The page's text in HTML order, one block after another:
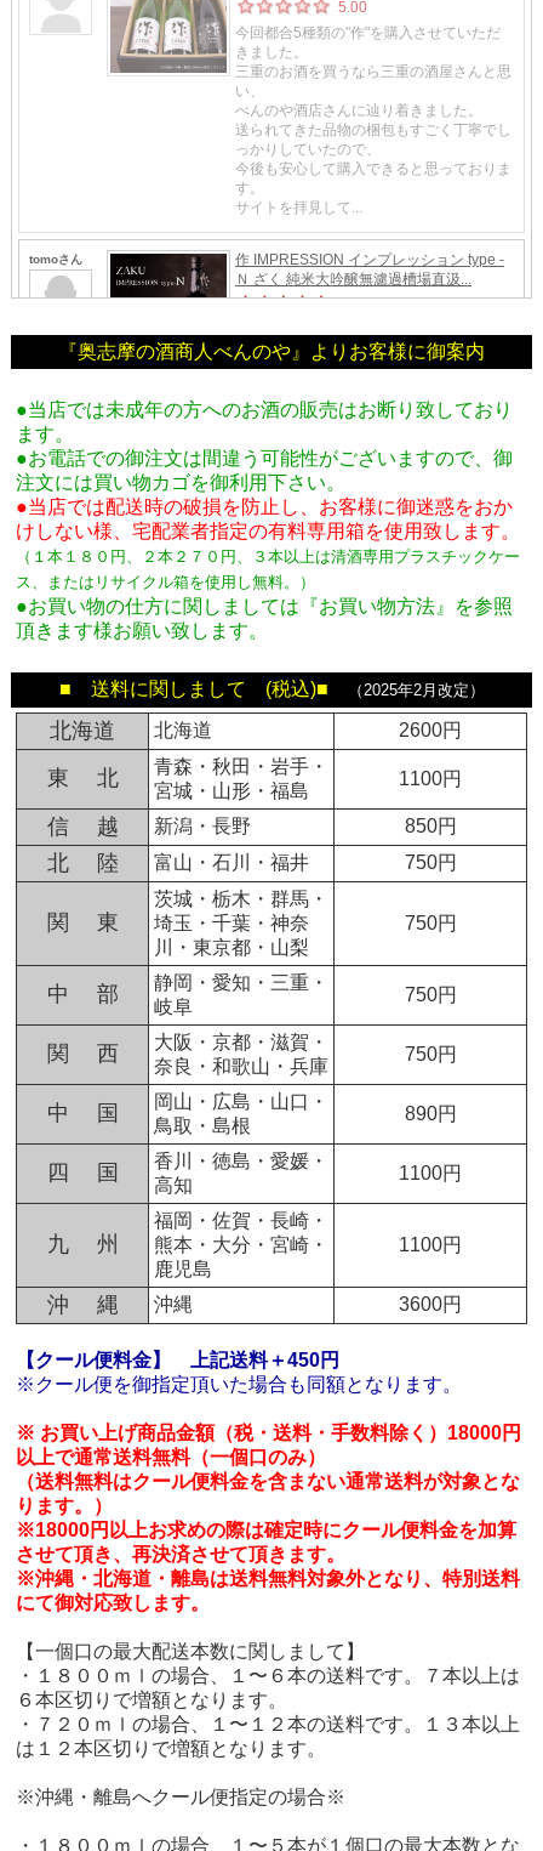
『奥志摩の酒商人べんのや』よりお客様に御案内
●当店では未成年の方へのお酒の販売はお断り致しており
ます。
●お電話での御注文は間違う可能性がございますので、御
注文には買い物カゴを御利用下さい。
●当店では配送時の破損を防止し、お客様に御迷惑をおか
けしない様、宅配業者指定の有料専用箱を使用致します。
（１本１８０円、２本２７０円、３本以上は清酒専用プラスチックケー
ス、またはリサイクル箱を使用し無料。
）
●お買い物の仕方に関しましては『お買い物方法』を参照
頂きます様お願い致します。
■ 送料に関しまして (税込)■ （2025年2月改定）
北海道 北海道 2600円
東 北
青森・秋田・岩手・
宮城・山形・福島
1100円
信 越 新潟・長野 850円
北 陸 富山・石川・福井 750円
関 東
茨城・栃木・群馬・
埼玉・千葉・神奈
川・東京都・山梨
750円
中 部
静岡・愛知・三重・
岐阜
750円
関 西
大阪・京都・滋賀・
奈良・和歌山・兵庫
750円
中 国
岡山・広島・山口・
鳥取・島根
890円
四 国
香川・徳島・愛媛・
高知
1100円
九 州
福岡・佐賀・長崎・
熊本・大分・宮崎・
鹿児島
1100円
沖 縄 沖縄 3600円
【クール便料金】
上記送料＋450円
※クール便を御指定頂いた場合も同額となります。
※ お買い上げ商品金額（税・送料・手数料除く）18000円
以上で通常送料無料（一個口のみ）
（送料無料はクール便料金を含まない通常送料が対象とな
ります。）
※18000円以上お求めの際は確定時にクール便料金を加算
させて頂き、再決済させて頂きます。
※沖縄・北海道・離島は送料無料対象外となり、特別送料
にて御対応致します。
【一個口の最大配送本数に関しまして】
・１８００ｍｌの場合、１〜６本の送料です。７本以上は
６本区切りで増額となります。
・７２０ｍｌの場合、１〜１２本の送料です。１３本以上
は１２本区切りで増額となります。
※沖縄・離島へクール便指定の場合※
・１８００ｍｌの場合、１〜５本が１個口の最大本数とな